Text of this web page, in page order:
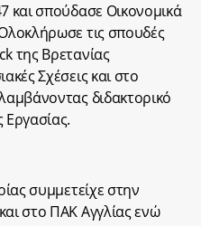
και σπούδασε Οικονομικά
τις σπουδές
της Βρετανίας
Σχέσεις και στο
διδακτορικό
Εργασίας.
συμμετείχε στην
στο ΠΑΚ Αγγλίας ενώ